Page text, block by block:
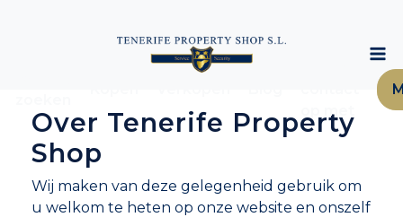
op met
Over Tenerife Property
Shop
Wij maken van deze gelegenheid gebruik om
u welkom te heten op onze website en onszelf